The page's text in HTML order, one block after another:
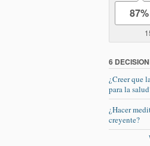
87%
6
¿Creer que
para la
¿Hacer
creyente?